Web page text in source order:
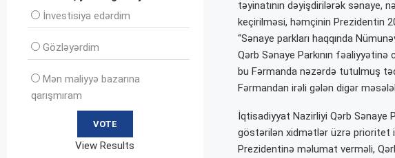
təyinatının dəyişdirilərək sənaye,
keçirilməsi, həmçinin Prezidentin
“Sənaye parkları haqqında
Qərb Sənaye Parkının
bu Fərmanda nəzərdə tutulmuş
Fərmandan irəli gələn digər
İqtisadiyyat Nazirliyi Qərb Sənaye
göstərilən xidmətlər üzrə prioritet
Prezidentinə məlumat verməli,
İnvеstisiya edərdim
Gözləyərdim
Mən maliyyə bazarına
qarışmıram
View Results